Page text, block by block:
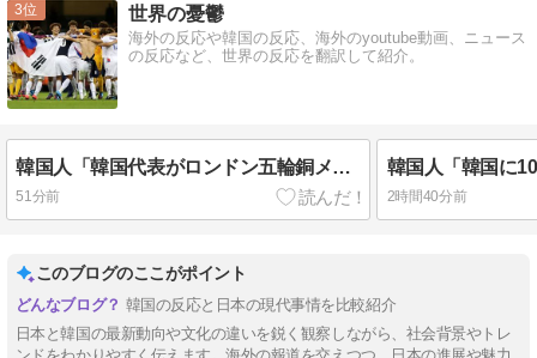
3 世界の憂鬱
海外の反応や韓国の反応、海外のyoutube動画、ニュース
の反応など、世界の反応を翻訳して紹介。
韓国人「韓国代表がロンドン五輪銅メダル剥奪の危機！海外メディアが『時効の壁を越えてIOCの調査対象になり得る』と報道！」
51分前 2時間40分前
このブログのここがポイント
韓国の反応と日本の現代事情を比較紹介
日本と韓国の最新動向や文化の違いを鋭く観察しながら、社会背景やトレ